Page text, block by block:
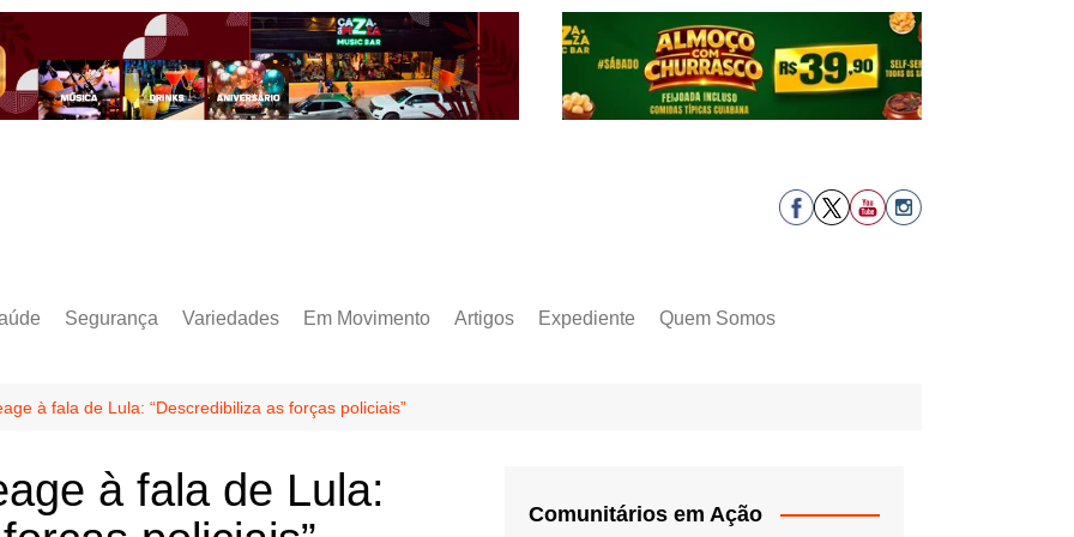
Segurança Variedades Em Movimento Artigos Expediente Quem Somos
à fala de Lula: “Descredibiliza as forças policiais”
à fala de Lula:
Comunitários em Ação